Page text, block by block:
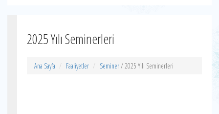
2025 Yılı Seminerleri
Ana Sayfa Faaliyetler Seminer/ 2025 Yılı Seminerleri